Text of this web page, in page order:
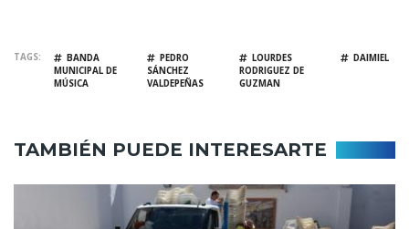
TAGS
BANDA
MUNICIPAL DE
MÚSICA
PEDRO
SÁNCHEZ
VALDEPEÑAS
LOURDES
RODRIGUEZ DE
GUZMAN
DAIMIEL
TAMBIÉN PUEDE INTERESARTE